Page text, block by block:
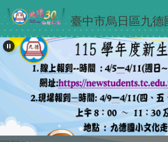
跳
到
主
要
內
區
臺中市烏日區九德